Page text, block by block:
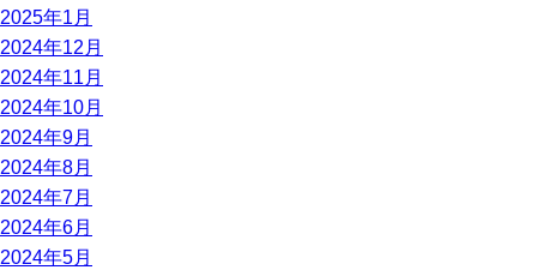
2025年1月
2024年12月
2024年11月
2024年10月
2024年9月
2024年8月
2024年7月
2024年6月
2024年5月